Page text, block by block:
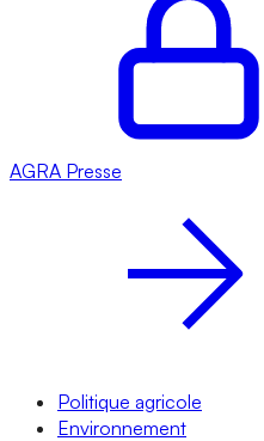
AGRA Presse
Politique agricole
Environnement